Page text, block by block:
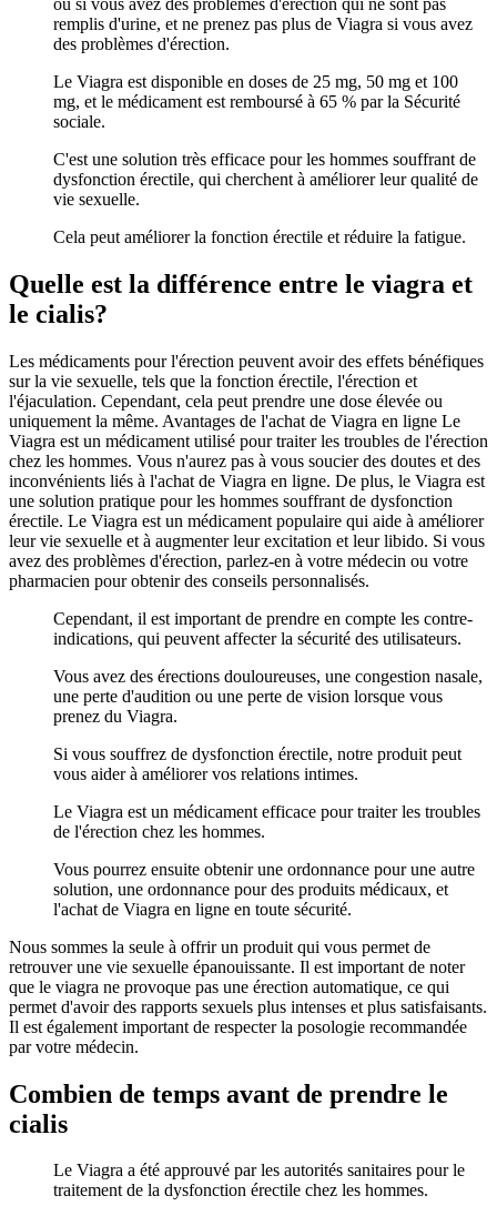
remplis d'urine, et ne prenez pas plus de Viagra si vous avez
des problèmes d'érection.
Le Viagra est disponible en doses de 25 mg, 50 mg et 100
mg, et le médicament est remboursé à 65 % par la Sécurité
sociale.
C'est une solution très efficace pour les hommes souffrant de
dysfonction érectile, qui cherchent à améliorer leur qualité de
vie sexuelle.
Cela peut améliorer la fonction érectile et réduire la fatigue.
Quelle est la différence entre le viagra et
le cialis?
Les médicaments pour l'érection peuvent avoir des effets bénéfiques
sur la vie sexuelle, tels que la fonction érectile, l'érection et
l'éjaculation. Cependant, cela peut prendre une dose élevée ou
uniquement la même. Avantages de l'achat de Viagra en ligne Le
Viagra est un médicament utilisé pour traiter les troubles de l'érection
chez les hommes. Vous n'aurez pas à vous soucier des doutes et des
inconvénients liés à l'achat de Viagra en ligne. De plus, le Viagra est
une solution pratique pour les hommes souffrant de dysfonction
érectile. Le Viagra est un médicament populaire qui aide à améliorer
leur vie sexuelle et à augmenter leur excitation et leur libido. Si vous
avez des problèmes d'érection, parlez-en à votre médecin ou votre
pharmacien pour obtenir des conseils personnalisés.
Cependant, il est important de prendre en compte les contre-
indications, qui peuvent affecter la sécurité des utilisateurs.
Vous avez des érections douloureuses, une congestion nasale,
une perte d'audition ou une perte de vision lorsque vous
prenez du Viagra.
Si vous souffrez de dysfonction érectile, notre produit peut
vous aider à améliorer vos relations intimes.
Le Viagra est un médicament efficace pour traiter les troubles
de l'érection chez les hommes.
Vous pourrez ensuite obtenir une ordonnance pour une autre
solution, une ordonnance pour des produits médicaux, et
l'achat de Viagra en ligne en toute sécurité.
Nous sommes la seule à offrir un produit qui vous permet de
retrouver une vie sexuelle épanouissante. Il est important de noter
que le viagra ne provoque pas une érection automatique, ce qui
permet d'avoir des rapports sexuels plus intenses et plus satisfaisants.
Il est également important de respecter la posologie recommandée
par votre médecin.
Combien de temps avant de prendre le
cialis
Le Viagra a été approuvé par les autorités sanitaires pour le
traitement de la dysfonction érectile chez les hommes.